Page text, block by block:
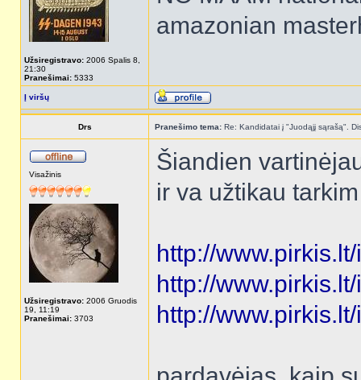
Užsiregistravo: 2006 Spalis 8,
21:30
Pranešimai: 5333
amazonian
Į viršų
Drs Pranešimo tema: Re: Kandidatai į "Juodąjį sąrašą".
Visažinis
Užsiregistravo: 2006 Gruodis
19, 11:19
Pranešimai: 3703
Šiandien
ir va užtikau
http://
http://
http://